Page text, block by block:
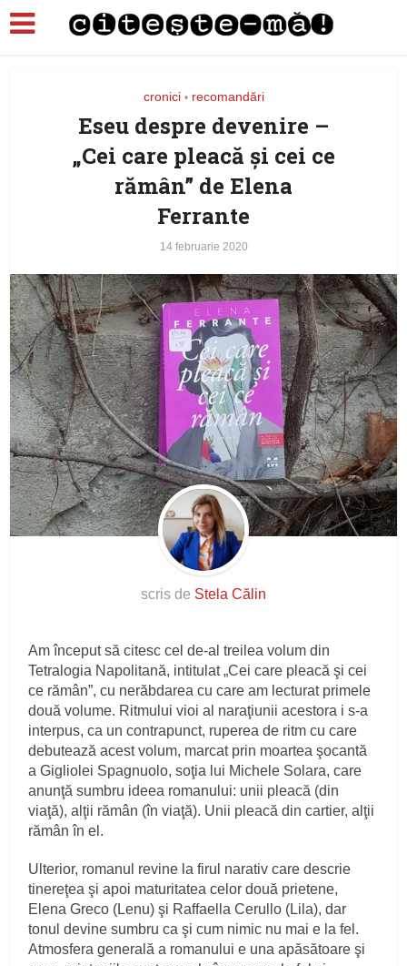
cronici • recomandări
Eseu despre devenire –
„Cei care pleacă şi cei ce
rămân” de Elena
Ferrante
14 februarie 2020
scris de Stela Călin
Am început să citesc cel de-al treilea volum din
Tetralogia Napolitană, intitulat „Cei care pleacă şi cei
ce rămân”, cu nerăbdarea cu care am lecturat primele
două volume. Ritmului vioi al naraţiunii acestora i s-a
interpus, ca un contrapunct, ruperea de ritm cu care
debutează acest volum, marcat prin moartea şocantă
a Gigliolei Spagnuolo, soţia lui Michele Solara, care
anunţă sumbru ideea romanului: unii pleacă (din
viaţă), alţii rămân (în viaţă). Unii pleacă din cartier, alţii
rămân în el.
Ulterior, romanul revine la firul narativ care descrie
tinereţea şi apoi maturitatea celor două prietene,
Elena Greco (Lenu) şi Raffaella Cerullo (Lila), dar
tonul devine sumbru ca şi cum nimic nu mai e la fel.
Atmosfera generală a romanului e una apăsătoare şi